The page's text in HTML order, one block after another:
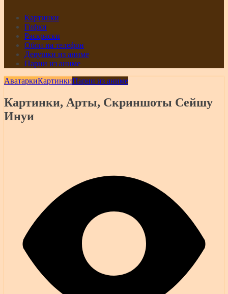
Картинки
Гифки
Раскраски
Обои на телефон
Девушки из аниме
Парни из аниме
АватаркиКартинкиПарни из аниме
Картинки, Арты, Скриншоты Сейшу
Инуи